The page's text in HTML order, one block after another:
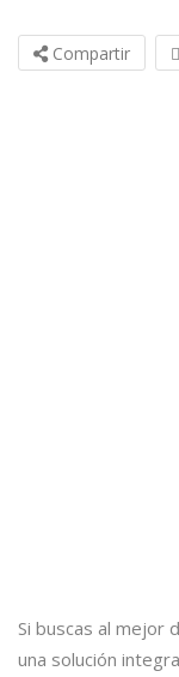
Compartir
Si buscas al mejor
una solución